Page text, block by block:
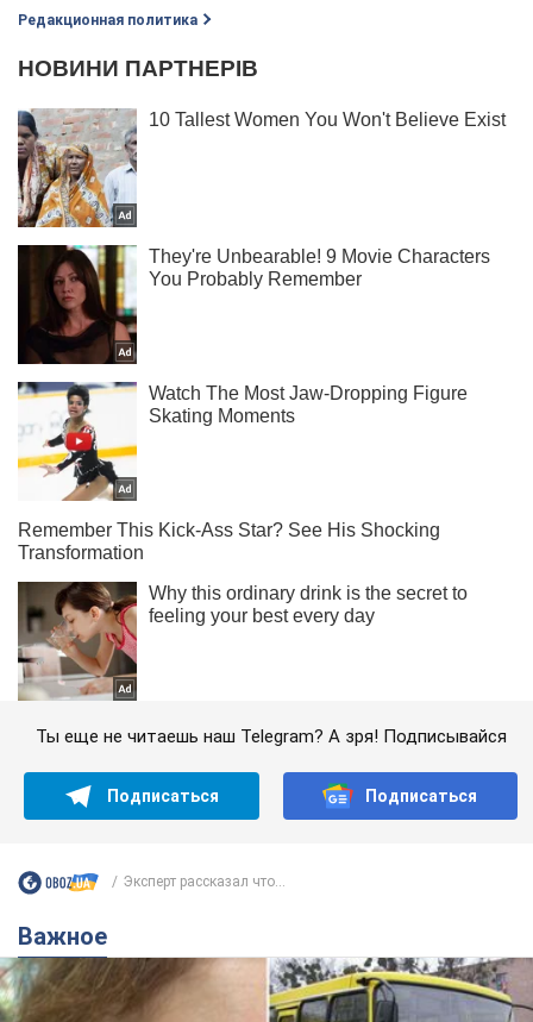
Редакционная политика
Ты еще не читаешь наш Telegram? А зря! Подписывайся
Подписаться Подписаться
Эксперт рассказал что...
Важное